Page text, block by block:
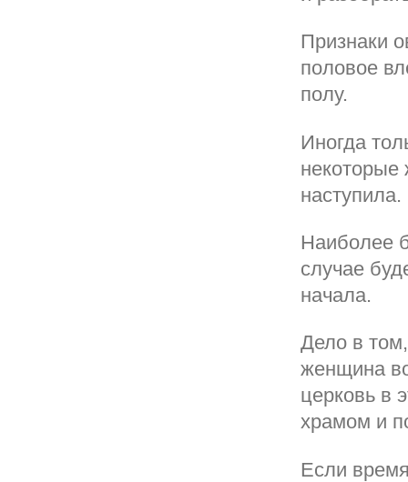
Признаки
половое
полу.
Иногда
некоторые
наступила.
Наиболее
случае
начала.
Дело в
женщина
церковь в
храмом и
Если